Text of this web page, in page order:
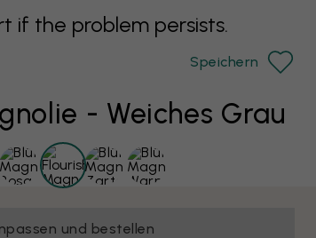
if the problem persists.
- Weiches Grau
Speichern
und bestellen